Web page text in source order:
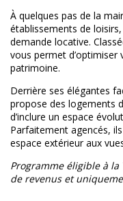
À quelques pas de la
établissements de
demande locative.
vous permet
patrimoine.
Derrière ses élégantes
propose des logements
d’inclure un espace
Parfaitement agencés,
espace extérieur aux
Programme éligible à la
de revenus et